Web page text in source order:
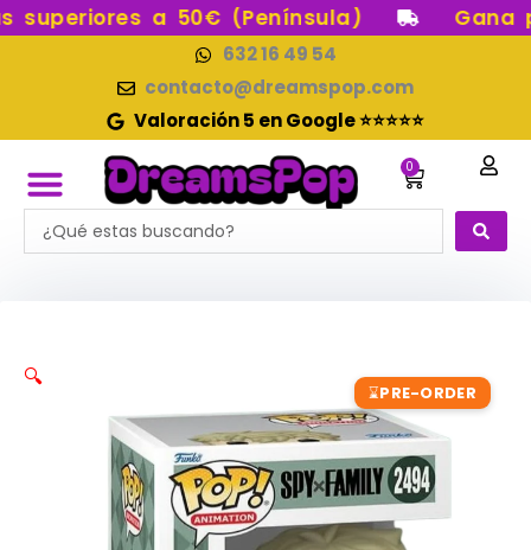
Ir
a 50€ (Península) Gana
632 16 49 54
contacto@dreamspop.com
Valoración 5 en Google ⭐⭐⭐⭐⭐
0
Carrito
Search
...
⌛PRE-ORDER
🔍